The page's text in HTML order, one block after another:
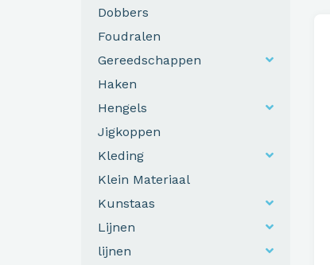
Dobbers
Foudralen
Gereedschappen
Haken
Hengels
Jigkoppen
Kleding
Klein Materiaal
Kunstaas
Lijnen
lijnen